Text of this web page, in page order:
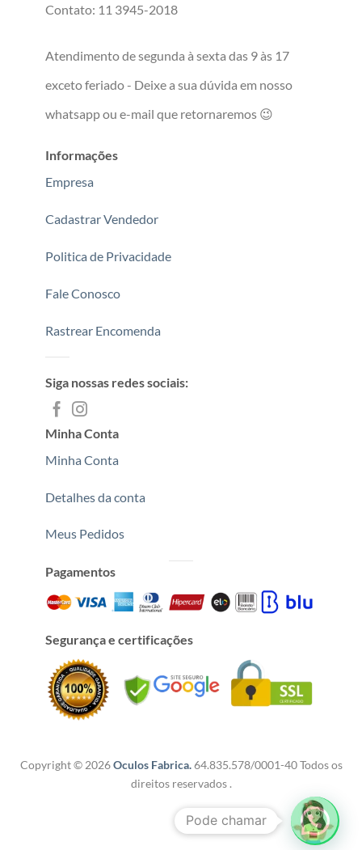
Contato: 11 3945-2018
Atendimento de segunda à sexta das 9 às 17
exceto feriado - Deixe a sua dúvida em nosso
whatsapp ou e-mail que retornaremos 😉
Informações
Empresa
Cadastrar Vendedor
Politica de Privacidade
Fale Conosco
Rastrear Encomenda
Siga nossas redes sociais:
Minha Conta
Minha Conta
Detalhes da conta
Meus Pedidos
Pagamentos
Segurança e certificações
Copyright © 2026Oculos Fabrica.64.835.578/0001-40 Todos os
direitos reservados .
Pode chamar